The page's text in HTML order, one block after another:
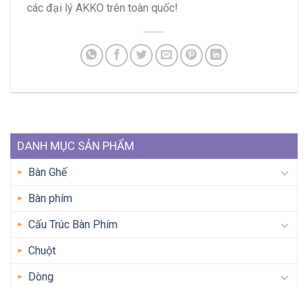
DANH MỤC SẢN PHẨM
Bàn Ghế
Bàn phím
Cấu Trúc Bàn Phím
Chuột
Dòng
các đại lý AKKO trên toàn quốc!